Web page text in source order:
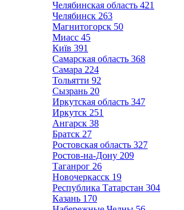
Челябинская область 421
Челябинск 263
Магнитогорск 50
Миасс 45
Київ 391
Самарская область 368
Самара 224
Тольятти 92
Сызрань 20
Иркутская область 347
Иркутск 251
Ангарск 38
Братск 27
Ростовская область 327
Ростов-на-Дону 209
Таганрог 26
Новочеркасск 19
Республика Татарстан 304
Казань 170